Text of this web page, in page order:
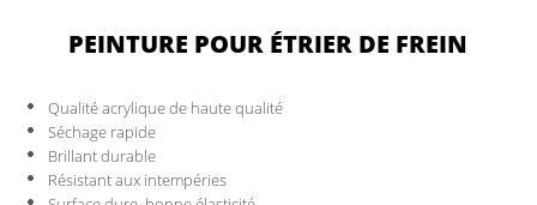
PEINTURE POUR ÉTRIER DE FREIN
Qualité acrylique de haute qualité
Séchage rapide
Brillant durable
Résistant aux intempéries